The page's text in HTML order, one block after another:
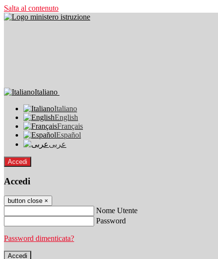
Salta al contenuto
Italiano
Italiano
English
Français
Español
عربى
Accedi
Accedi
button close ×
Nome Utente
Password
Password dimenticata?